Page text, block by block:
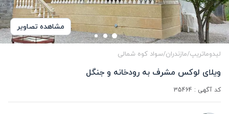
مشاهده تصاویر
لیدوماتریپ/مازندران/سواد کوه شمالی
ویلای لوکس مشرف به رودخانه و جنگل
کد آگهی : 35464